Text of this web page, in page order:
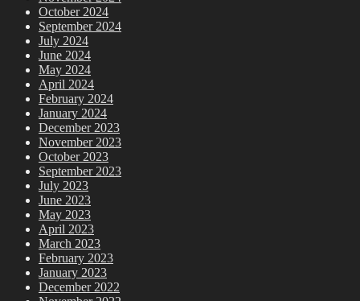
October 2024
September 2024
July 2024
June 2024
May 2024
April 2024
February 2024
January 2024
December 2023
November 2023
October 2023
September 2023
July 2023
June 2023
May 2023
April 2023
March 2023
February 2023
January 2023
December 2022